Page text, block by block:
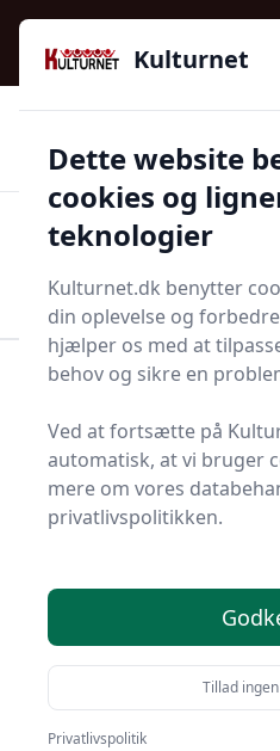
Kulturnet - Alt Det Gode I Livet
2016
97 kategorier 👍Kun
Start søgning
Bolig og
Top 1 bedste
Søger du efter de bedste
Kulturnet har vi udvalgt de
produkter, så du nemt kan
Uanset om du prioriterer
om du leder efter et
Kulturnet
Dette website
cookies og
teknologier
Kulturnet.dk benytter
din oplevelse og
hjælper os med at
behov og sikre en
Ved at fortsætte på
automatisk, at vi bruger
mere om vores
privatlivspolitikken.
Tillad
Privatlivspolitik